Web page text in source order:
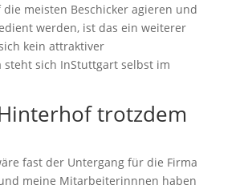
meisten Beschicker agieren und
werden, ist das ein weiterer
kein attraktiver
sich InStuttgart selbst im
trotzdem
fast der Untergang für die Firma
meine Mitarbeiterinnnen haben